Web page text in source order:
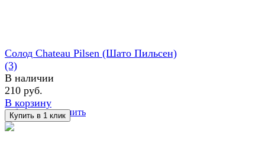
избранное сравнить
Солод Chateau Pilsen (Шато Пильсен)
(3)
В наличии
210 руб.
В корзину